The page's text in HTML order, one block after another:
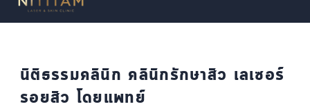
นิติธรรมคลินิก คลินิกรักษาสิว เลเซอร์
รอยสิว โดยแพทย์